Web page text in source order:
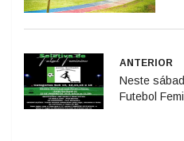
ANTERIOR
Neste
Futebol